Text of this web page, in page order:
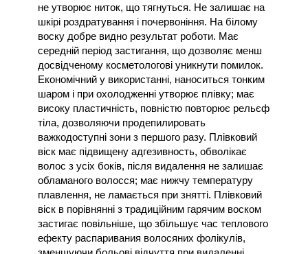
не утворює ниток, що тягнуться. Не залишає на
шкірі роздратування і почервоніння. На білому
воску добре видно результат роботи. Має
середній період застигання, що дозволяє менш
досвідченому косметологові уникнути помилок.
Економічний у використанні, наноситься тонким
шаром і при охолодженні утворює плівку; має
високу пластичність, повністю повторює рельєф
тіла, дозволяючи продепилировать
важкодоступні зони з першого разу. Плівковий
віск має підвищену адгезивность, обволікає
волос з усіх боків, після видалення не залишає
обламаного волосся; має нижчу температуру
плавлення, не ламається при знятті. Плівковий
віск в порівнянні з традиційним гарячим воском
застигає повільніше, що збільшує час теплового
ефекту распаривания волосяних фолікулів,